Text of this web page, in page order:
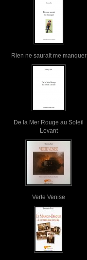
Rien ne saurait me manquer
De la Mer Rouge au Soleil
Levant
Verte Venise